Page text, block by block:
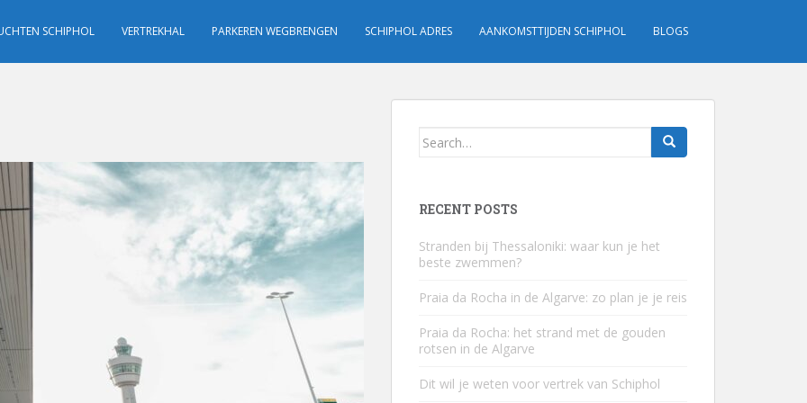
SCHIPHOL VERTREKHAL PARKEREN WEGBRENGEN SCHIPHOL ADRES AANKOMSTTIJDEN SCHIPHOL BLOGS
Search
RECENT POSTS
Stranden bij Thessaloniki: waar kun je het
beste zwemmen?
Praia da Rocha in de Algarve: zo plan je je reis
Praia da Rocha: het strand met de gouden
rotsen in de Algarve
Dit wil je weten voor vertrek van Schiphol